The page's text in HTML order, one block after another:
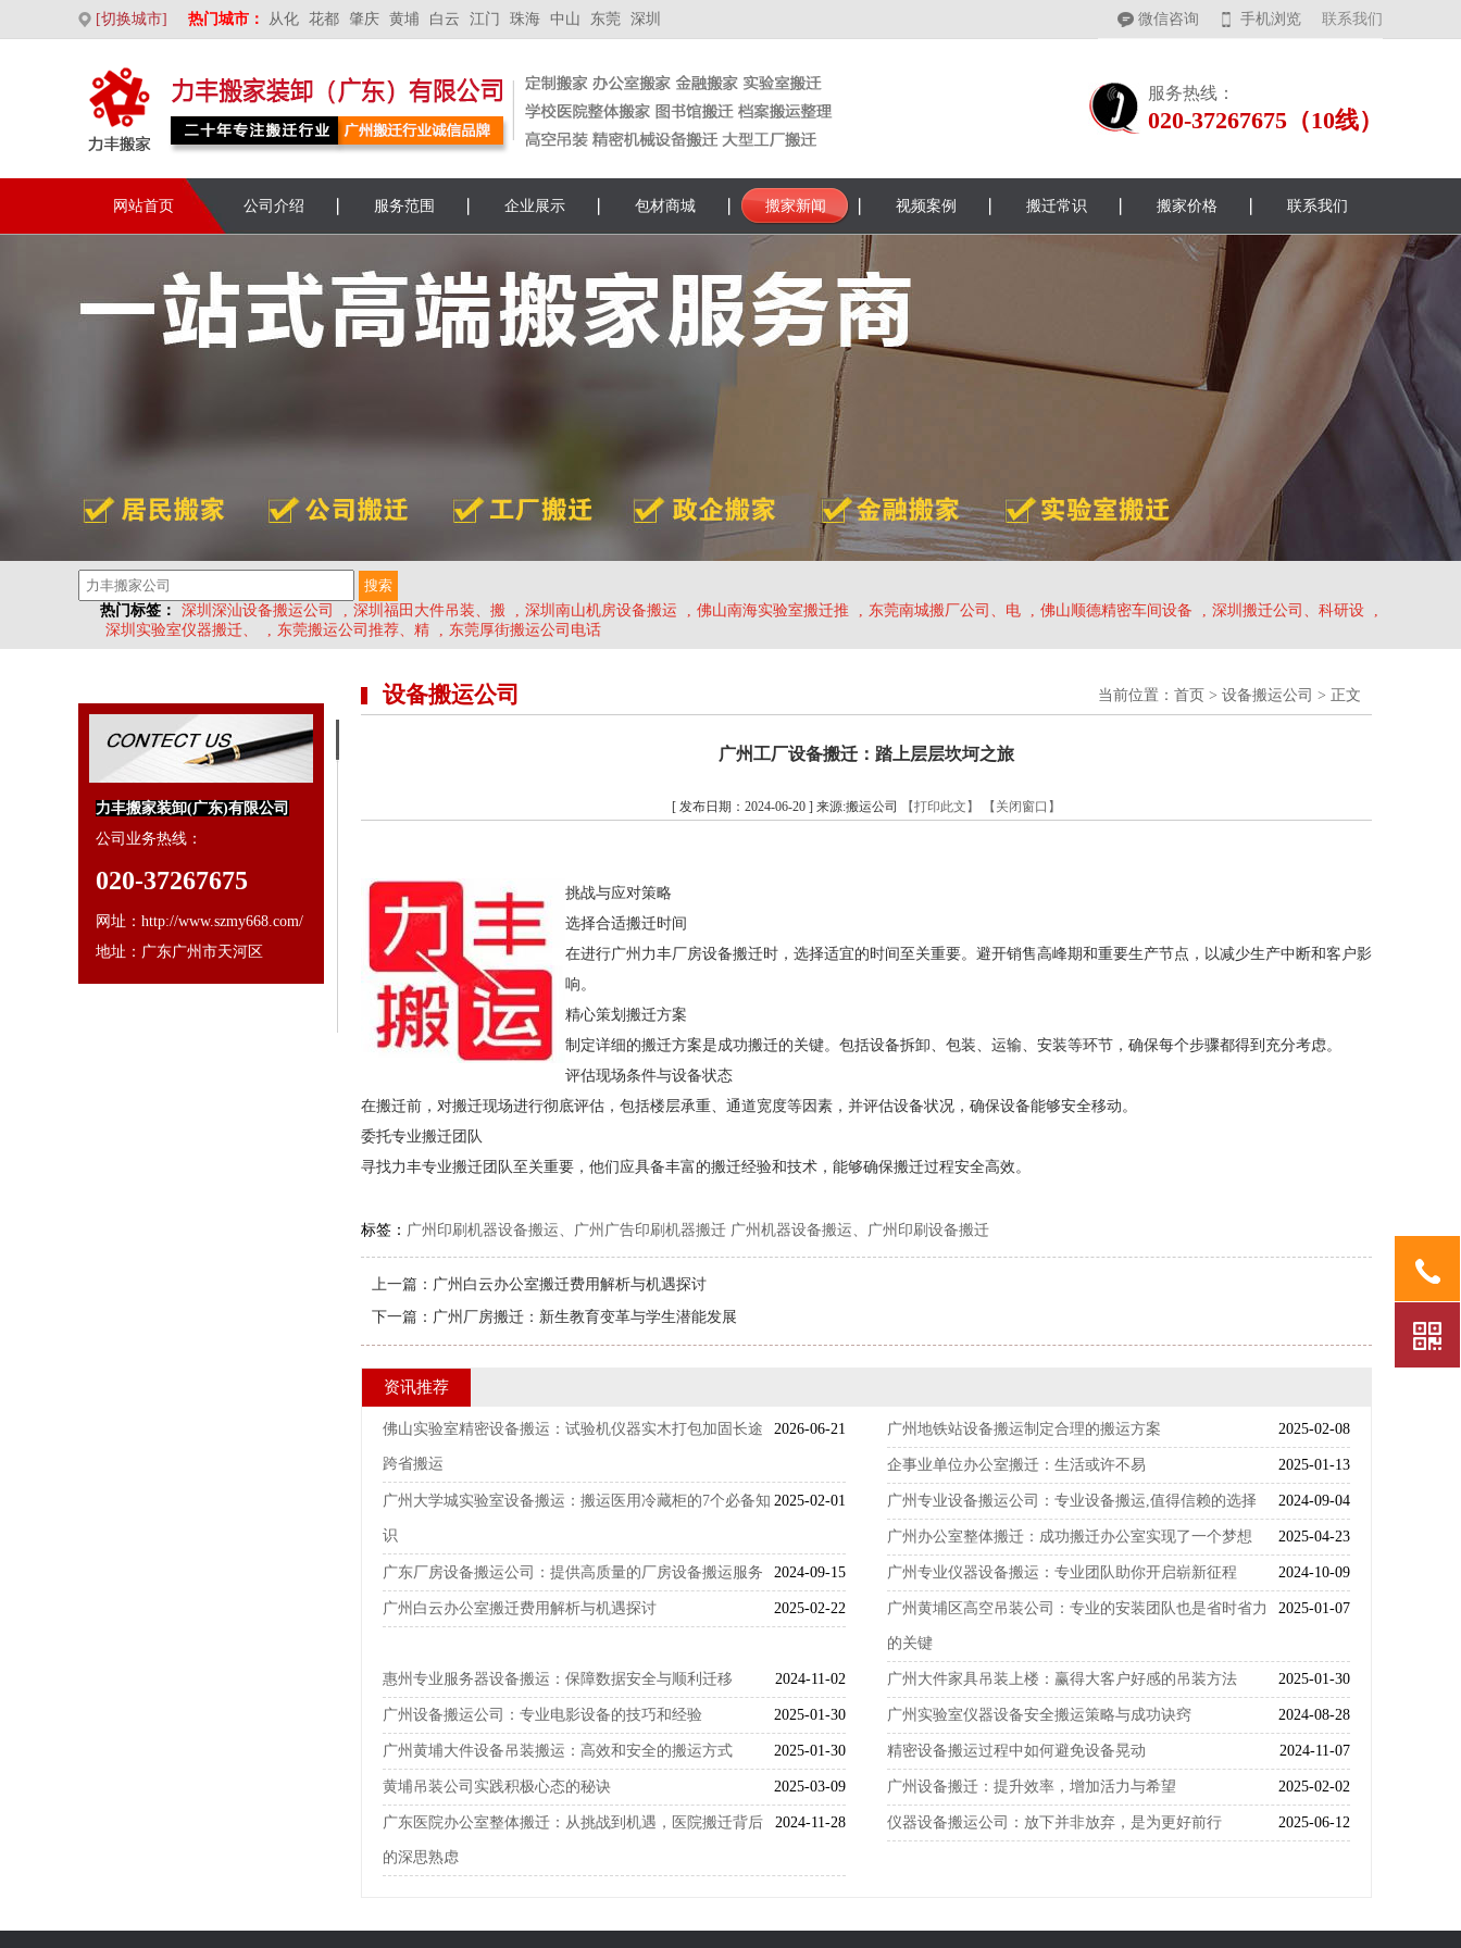
[切换城市] 热门城市： 从化 花都 肇庆 黄埔 白云 江门 珠海 中山 东莞 深圳 微信咨询 手机浏览 联系我们
服务热线：
020-37267675（10线）
网站首页 公司介绍 服务范围 企业展示 包材商城 搬家新闻 视频案例 搬迁常识 搬家价格 联系我们
热门标签： 深圳深汕设备搬运公司 , 深圳福田大件吊装、搬 , 深圳南山机房设备搬运 , 佛山南海实验室搬迁推 , 东莞南城搬厂公司、电 , 佛山顺德精密车间设备 , 深圳搬迁公司、科研设
,
深圳实验室仪器搬迁、
, 东莞搬运公司推荐、精 , 东莞厚街搬运公司电话
力丰搬家装卸(广东)有限公司
公司业务热线：
020-37267675
网址：http://www.szmy668.com/
地址：广东广州市天河区
设备搬运公司 当前位置： 首页 > 设备搬运公司 > 正文
广州工厂设备搬迁：踏上层层坎坷之旅
[ 发布日期：2024-06-20 ] 来源:搬运公司 【打印此文】 【关闭窗口】
挑战与应对策略
选择合适搬迁时间
在进行广州力丰厂房设备搬迁时，选择适宜的时间至关重要。避开销售高峰期和重要生产节点，以减少生产中断和客户影
响。
精心策划搬迁方案
制定详细的搬迁方案是成功搬迁的关键。包括设备拆卸、包装、运输、安装等环节，确保每个步骤都得到充分考虑。
评估现场条件与设备状态
在搬迁前，对搬迁现场进行彻底评估，包括楼层承重、通道宽度等因素，并评估设备状况，确保设备能够安全移动。
委托专业搬迁团队
寻找力丰专业搬迁团队至关重要，他们应具备丰富的搬迁经验和技术，能够确保搬迁过程安全高效。
标签： 广州印刷机器设备搬运、广州广告印刷机器搬迁 广州机器设备搬运、广州印刷设备搬迁
上一篇： 广州白云办公室搬迁费用解析与机遇探讨
下一篇： 广州厂房搬迁：新生教育变革与学生潜能发展
资讯推荐
2026-06-21
佛山实验室精密设备搬运：试验机仪器实木打包加固长途
跨省搬运
2025-02-08
广州地铁站设备搬运制定合理的搬运方案
2025-01-13
企事业单位办公室搬迁：生活或许不易
2025-02-01
广州大学城实验室设备搬运：搬运医用冷藏柜的7个必备知
识
2024-09-04
广州专业设备搬运公司：专业设备搬运,值得信赖的选择
2025-04-23
广州办公室整体搬迁：成功搬迁办公室实现了一个梦想
2024-09-15
广东厂房设备搬运公司：提供高质量的厂房设备搬运服务 2024-10-09
广州专业仪器设备搬运：专业团队助你开启崭新征程
2025-02-22
广州白云办公室搬迁费用解析与机遇探讨 2025-01-07
广州黄埔区高空吊装公司：专业的安装团队也是省时省力
的关键
2024-11-02
惠州专业服务器设备搬运：保障数据安全与顺利迁移 2025-01-30
广州大件家具吊装上楼：赢得大客户好感的吊装方法
2025-01-30
广州设备搬运公司：专业电影设备的技巧和经验 2024-08-28
广州实验室仪器设备安全搬运策略与成功诀窍
2025-01-30
广州黄埔大件设备吊装搬运：高效和安全的搬运方式 2024-11-07
精密设备搬运过程中如何避免设备晃动
2025-03-09
黄埔吊装公司实践积极心态的秘诀 2025-02-02
广州设备搬迁：提升效率，增加活力与希望
2024-11-28
广东医院办公室整体搬迁：从挑战到机遇，医院搬迁背后
的深思熟虑
2025-06-12
仪器设备搬运公司：放下并非放弃，是为更好前行